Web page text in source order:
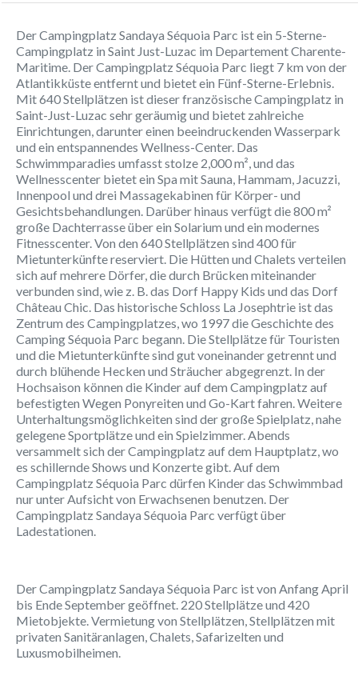
Der Campingplatz Sandaya Séquoia Parc ist ein 5-Sterne-
Campingplatz in Saint Just-Luzac im Departement Charente-
Maritime. Der Campingplatz Séquoia Parc liegt 7 km von der
Atlantikküste entfernt und bietet ein Fünf-Sterne-Erlebnis.
Mit 640 Stellplätzen ist dieser französische Campingplatz in
Saint-Just-Luzac sehr geräumig und bietet zahlreiche
Einrichtungen, darunter einen beeindruckenden Wasserpark
und ein entspannendes Wellness-Center. Das
Schwimmparadies umfasst stolze 2,000 m², und das
Wellnesscenter bietet ein Spa mit Sauna, Hammam, Jacuzzi,
Innenpool und drei Massagekabinen für Körper- und
Gesichtsbehandlungen. Darüber hinaus verfügt die 800 m²
große Dachterrasse über ein Solarium und ein modernes
Fitnesscenter. Von den 640 Stellplätzen sind 400 für
Mietunterkünfte reserviert. Die Hütten und Chalets verteilen
sich auf mehrere Dörfer, die durch Brücken miteinander
verbunden sind, wie z. B. das Dorf Happy Kids und das Dorf
Château Chic. Das historische Schloss La Josephtrie ist das
Zentrum des Campingplatzes, wo 1997 die Geschichte des
Camping Séquoia Parc begann. Die Stellplätze für Touristen
und die Mietunterkünfte sind gut voneinander getrennt und
durch blühende Hecken und Sträucher abgegrenzt. In der
Hochsaison können die Kinder auf dem Campingplatz auf
befestigten Wegen Ponyreiten und Go-Kart fahren. Weitere
Unterhaltungsmöglichkeiten sind der große Spielplatz, nahe
gelegene Sportplätze und ein Spielzimmer. Abends
versammelt sich der Campingplatz auf dem Hauptplatz, wo
es schillernde Shows und Konzerte gibt. Auf dem
Campingplatz Séquoia Parc dürfen Kinder das Schwimmbad
nur unter Aufsicht von Erwachsenen benutzen. Der
Campingplatz Sandaya Séquoia Parc verfügt über
Ladestationen.
Der Campingplatz Sandaya Séquoia Parc ist von Anfang April
bis Ende September geöffnet. 220 Stellplätze und 420
Mietobjekte. Vermietung von Stellplätzen, Stellplätzen mit
privaten Sanitäranlagen, Chalets, Safarizelten und
Luxusmobilheimen.